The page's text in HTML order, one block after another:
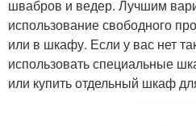
швабров и ведер. Лучшим
использование свободного
или в шкафу. Если у вас нет
использовать специальные
или купить отдельный шкаф